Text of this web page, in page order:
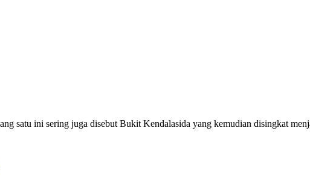
satu ini sering juga disebut Bukit Kendalasida yang kemudian disingkat